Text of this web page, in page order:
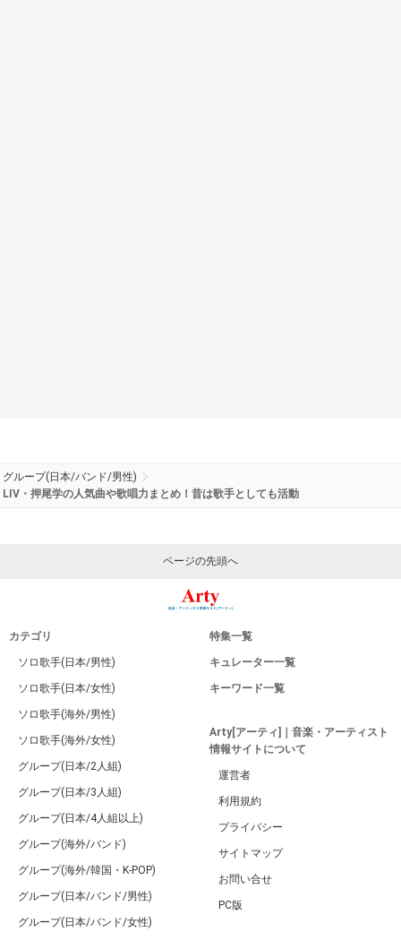
グループ(日本/バンド/男性)
LIV・押尾学の人気曲や歌唱力まとめ！昔は歌手としても活動
ページの先頭へ
カテゴリ
ソロ歌手(日本/男性)
ソロ歌手(日本/女性)
ソロ歌手(海外/男性)
ソロ歌手(海外/女性)
グループ(日本/2人組)
グループ(日本/3人組)
グループ(日本/4人組以上)
グループ(海外/バンド)
グループ(海外/韓国・K-POP)
グループ(日本/バンド/男性)
グループ(日本/バンド/女性)
特集一覧
キュレーター一覧
キーワード一覧
Arty[アーティ]｜音楽・アーティスト
情報サイトについて
運営者
利用規約
プライバシー
サイトマップ
お問い合せ
PC版